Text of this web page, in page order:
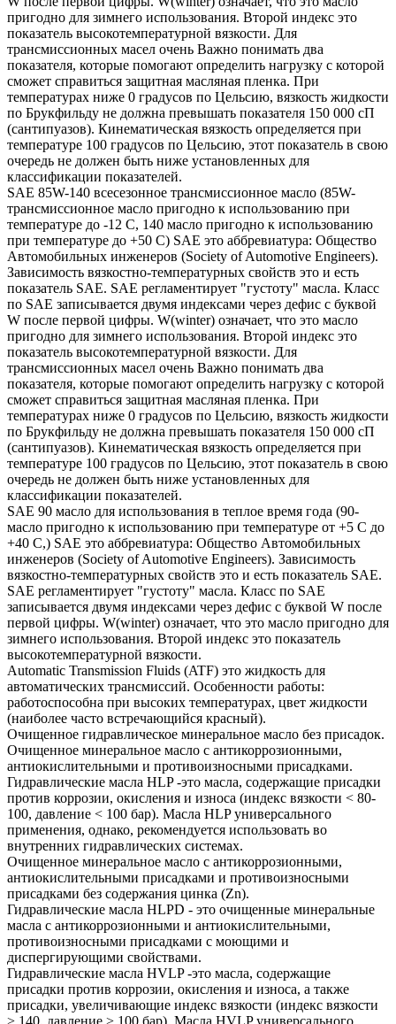
пригодно для зимнего использования. Второй индекс это
показатель высокотемпературной вязкости. Для
трансмиссионных масел очень Важно понимать два
показателя, которые помогают определить нагрузку с которой
сможет справиться защитная масляная пленка. При
температурах ниже 0 градусов по Цельсию, вязкость жидкости
по Брукфильду не должна превышать показателя 150 000 сП
(сантипуазов). Кинематическая вязкость определяется при
температуре 100 градусов по Цельсию, этот показатель в свою
очередь не должен быть ниже установленных для
классификации показателей.
SAE 85W-140 всесезонное трансмиссионное масло (85W-
трансмиссионное масло пригодно к использованию при
температуре до -12 С, 140 масло пригодно к использованию
при температуре до +50 С) SAE это аббревиатура: Общество
Автомобильных инженеров (Society of Automotive Engineers).
Зависимость вязкостно-температурных свойств это и есть
показатель SAE. SAE регламентирует "густоту" масла. Класс
по SAE записывается двумя индексами через дефис с буквой
W после первой цифры. W(winter) означает, что это масло
пригодно для зимнего использования. Второй индекс это
показатель высокотемпературной вязкости. Для
трансмиссионных масел очень Важно понимать два
показателя, которые помогают определить нагрузку с которой
сможет справиться защитная масляная пленка. При
температурах ниже 0 градусов по Цельсию, вязкость жидкости
по Брукфильду не должна превышать показателя 150 000 сП
(сантипуазов). Кинематическая вязкость определяется при
температуре 100 градусов по Цельсию, этот показатель в свою
очередь не должен быть ниже установленных для
классификации показателей.
SAE 90 масло для использования в теплое время года (90-
масло пригодно к использованию при температуре от +5 С до
+40 С,) SAE это аббревиатура: Общество Автомобильных
инженеров (Society of Automotive Engineers). Зависимость
вязкостно-температурных свойств это и есть показатель SAE.
SAE регламентирует "густоту" масла. Класс по SAE
записывается двумя индексами через дефис с буквой W после
первой цифры. W(winter) означает, что это масло пригодно для
зимнего использования. Второй индекс это показатель
высокотемпературной вязкости.
Automatic Transmission Fluids (ATF) это жидкость для
автоматических трансмиссий. Особенности работы:
работоспособна при высоких температурах, цвет жидкости
(наиболее часто встречающийся красный).
Очищенное гидравлическое минеральное масло без присадок.
Очищенное минеральное масло с антикоррозионными,
антиокислительными и противоизносными присадками.
Гидравлические масла HLP -это масла, содержащие присадки
против коррозии, окисления и износа (индекс вязкости < 80-
100, давление < 100 бар). Масла HLP универсального
применения, однако, рекомендуется использовать во
внутренних гидравлических системах.
Очищенное минеральное масло с антикоррозионными,
антиокислительными присадками и противоизносными
присадками без содержания цинка (Zn).
Гидравлические масла HLPD - это очищенные минеральные
масла с антикоррозионными и антиокислительными,
противоизносными присадками с моющими и
диспергирующими свойствами.
Гидравлические масла HVLP -это масла, содержащие
присадки против коррозии, окисления и износа, а также
присадки, увеличивающие индекс вязкости (индекс вязкости